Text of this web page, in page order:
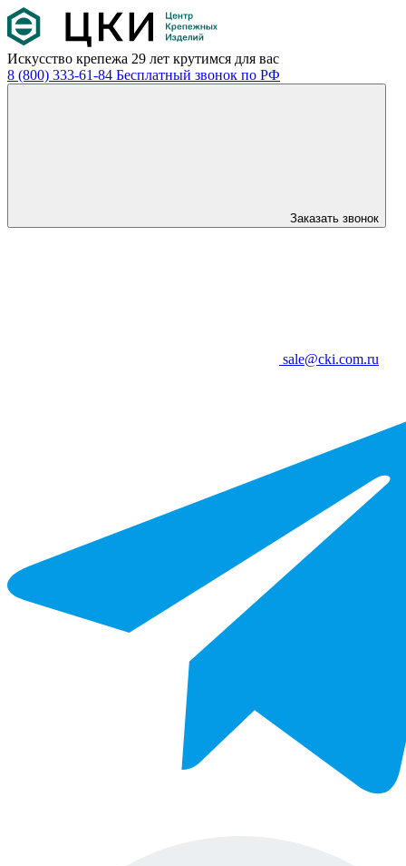
Искусство крепежа 29 лет крутимся для вас
8 (800) 333-61-84 Бесплатный звонок по РФ
Заказать звонок
sale@cki.com.ru